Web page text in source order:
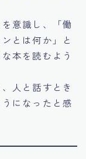
意識し、「働
とは何か」と
本を読むよう
人と話すとき
になったと感